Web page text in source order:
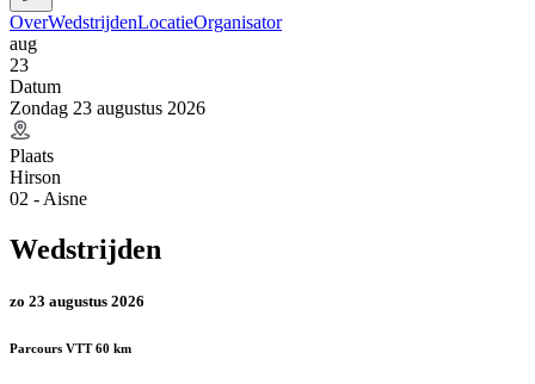
OverWedstrijdenLocatieOrganisator
aug
23
Datum
Zondag 23 augustus 2026
Plaats
Hirson
02 - Aisne
Wedstrijden
zo 23 augustus 2026
Parcours VTT 60 km